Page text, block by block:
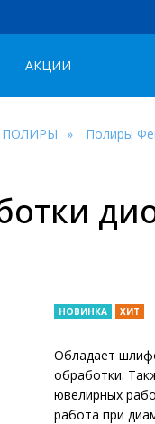
АКЦИИ
ПОЛИРЫ Полиры
НОВИНКА ХИТ
Обладает
обработки.
ювелирных
работа при